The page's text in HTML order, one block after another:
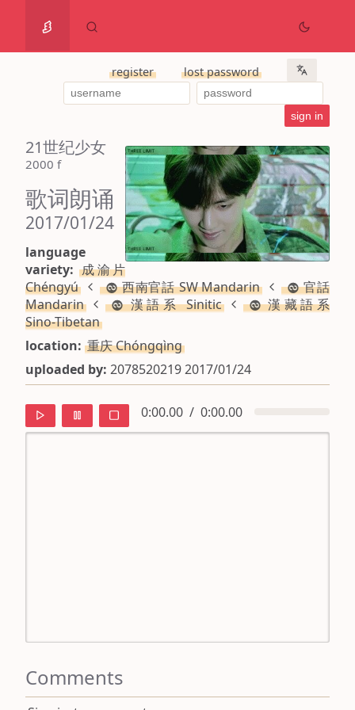
register lost password
21世纪少女
2000 f
歌词朗诵
2017/01/24
language
variety:成渝片
Chéngyú
西南官話 SW Mandarin
官話
Mandarin
漢語系 Sinitic
漢藏語系
Sino-Tibetan
location: 重庆 Chóngqìng
uploaded by: 2078520219 2017/01/24
0:00.00 / 0:00.00
Comments